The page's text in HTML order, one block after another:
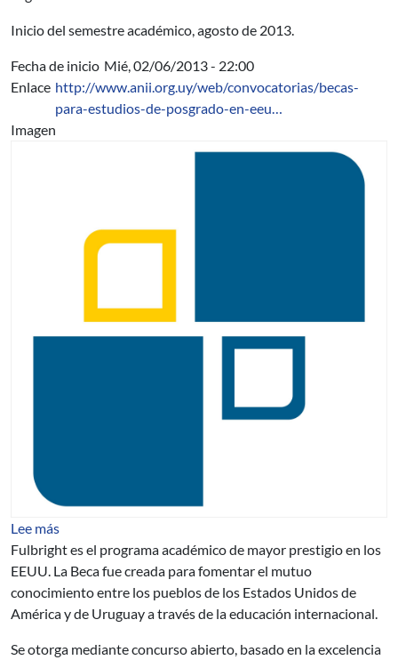
Inicio del semestre académico, agosto de 2013.
Fecha de inicio Mié, 02/06/2013 - 22:00
Enlace http://www.anii.org.uy/web/convocatorias/becas-
para-estudios-de-posgrado-en-eeu…
Imagen
Lee más
Fulbright es el programa académico de mayor prestigio en los
EEUU. La Beca fue creada para fomentar el mutuo
conocimiento entre los pueblos de los Estados Unidos de
América y de Uruguay a través de la educación internacional.
Se otorga mediante concurso abierto, basado en la excelencia